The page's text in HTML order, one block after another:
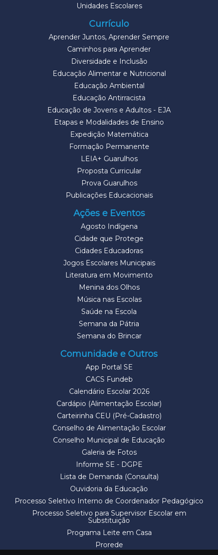
Unidades Escolares
Currículo
Aprender Juntos, Aprender Sempre
Caminhos para Aprender
Diversidade e Inclusão
Educação Alimentar e Nutricional
Educação Ambiental
Educação Antirracista
Educação de Jovens e Adultos - EJA
Etapas e Modalidades de Ensino
Expedição Matemática
Formação Permanente
LEIA+ Guarulhos
Proposta Curricular
Prova Guarulhos
Publicações Educacionais
Ações e Eventos
Agosto Indígena
Cidade que Protege
Cidades Educadoras
Jogos Escolares Municipais
Literatura em Movimento
Menina dos Olhos
Música nas Escolas
Saúde na Escola
Semana da Pátria
Semana do Brincar
Comunidade e Outros
App Portal SE
CACS Fundeb
Calendário Escolar 2026
Cardápio (Alimentação Escolar)
Carteirinha CEU (Pré-Cadastro)
Conselho de Alimentação Escolar
Conselho Municipal de Educação
Galeria de Fotos
Informe SE - DGPE
Lista de Demanda (Consulta)
Ouvidoria da Educação
Processo Seletivo Interno de Coordenador Pedagógico
Processo Seletivo para Supervisor Escolar em
Substituição
Programa Leite em Casa
Prorede